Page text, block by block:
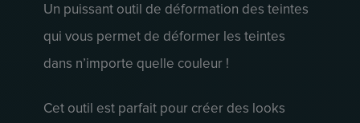
Un puissant outil de déformation des teintes
qui vous permet de déformer les teintes
dans n’importe quelle couleur !
Cet outil est parfait pour créer des looks